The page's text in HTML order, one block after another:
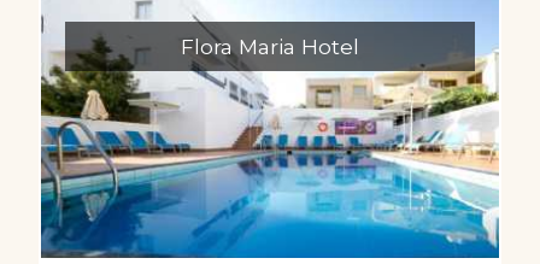
Flora Maria Hotel